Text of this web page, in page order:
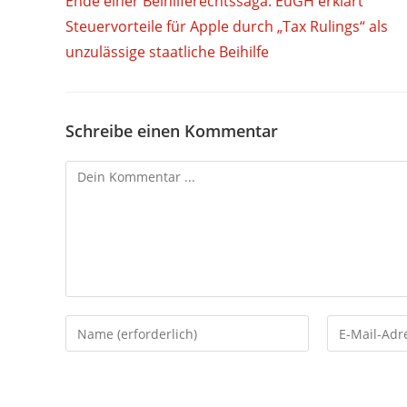
ansehen
Steuervorteile für Apple durch „Tax Rulings“ als
unzulässige staatliche Beihilfe
Schreibe einen Kommentar
Kommentieren
Gib
deinen
Gib
deine